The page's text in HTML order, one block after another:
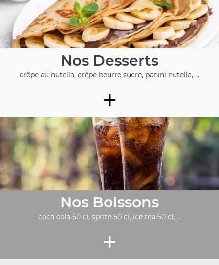
Nos Desserts
crêpe au nutella, crêpe beurre sucre, panini nutella, ...
+
Nos Boissons
coca cola 50 cl, sprite 50 cl, ice tea 50 cl, ...
+